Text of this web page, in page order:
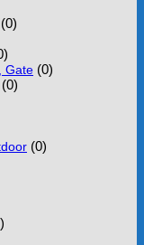
(0)
Gate (0)
(0)
(0)